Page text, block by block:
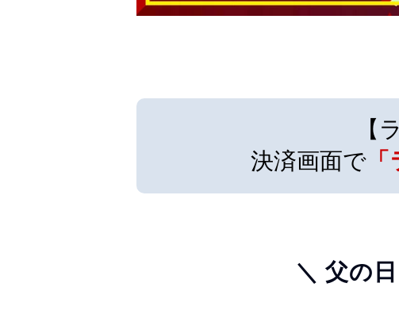
【
決済画面で
＼ 父の